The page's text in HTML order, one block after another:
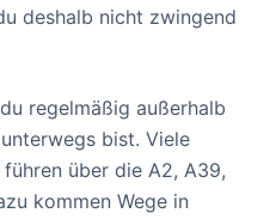
deshalb nicht zwingend
regelmäßig außerhalb
bist. Viele
über die A2, A39,
kommen Wege in